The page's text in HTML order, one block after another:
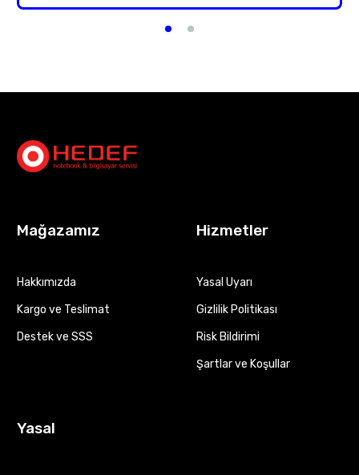
Mağazamız
Hakkımızda
Kargo ve Teslimat
Destek ve SSS
Hizmetler
Yasal Uyarı
Gizlilik Politikası
Risk Bildirimi
Şartlar ve Koşullar
Yasal